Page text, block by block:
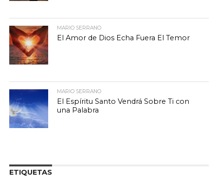
MARIO SERRANO
El Amor de Dios Echa Fuera El Temor
MARIO SERRANO
El Espíritu Santo Vendrá Sobre Ti con
una Palabra
ETIQUETAS